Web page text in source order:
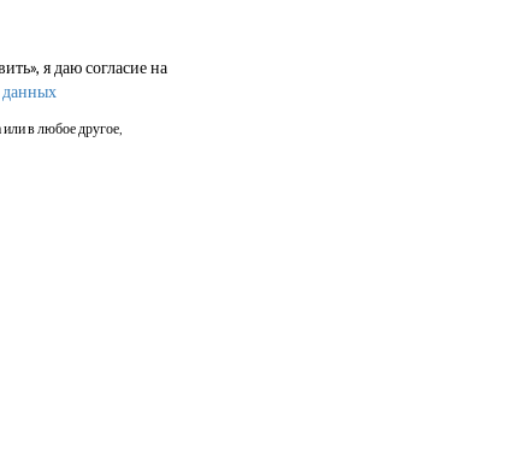
я даю согласие на
данных
в любое другое,